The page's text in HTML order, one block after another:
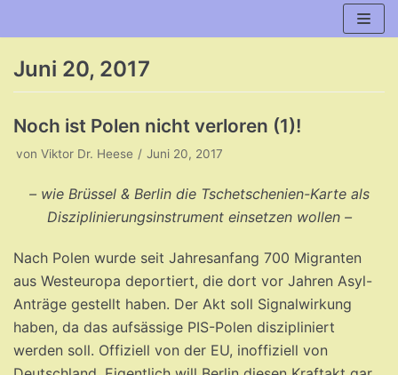
Juni 20, 2017
Noch ist Polen nicht verloren (1)!
von Viktor Dr. Heese Juni 20, 2017
– wie Brüssel & Berlin die Tschetschenien-Karte als
Disziplinierungsinstrument einsetzen wollen –
Nach Polen wurde seit Jahresanfang 700 Migranten
aus Westeuropa deportiert, die dort vor Jahren Asyl-
Anträge gestellt haben. Der Akt soll Signalwirkung
haben, da das aufsässige PIS-Polen diszipliniert
werden soll. Offiziell von der EU, inoffiziell von